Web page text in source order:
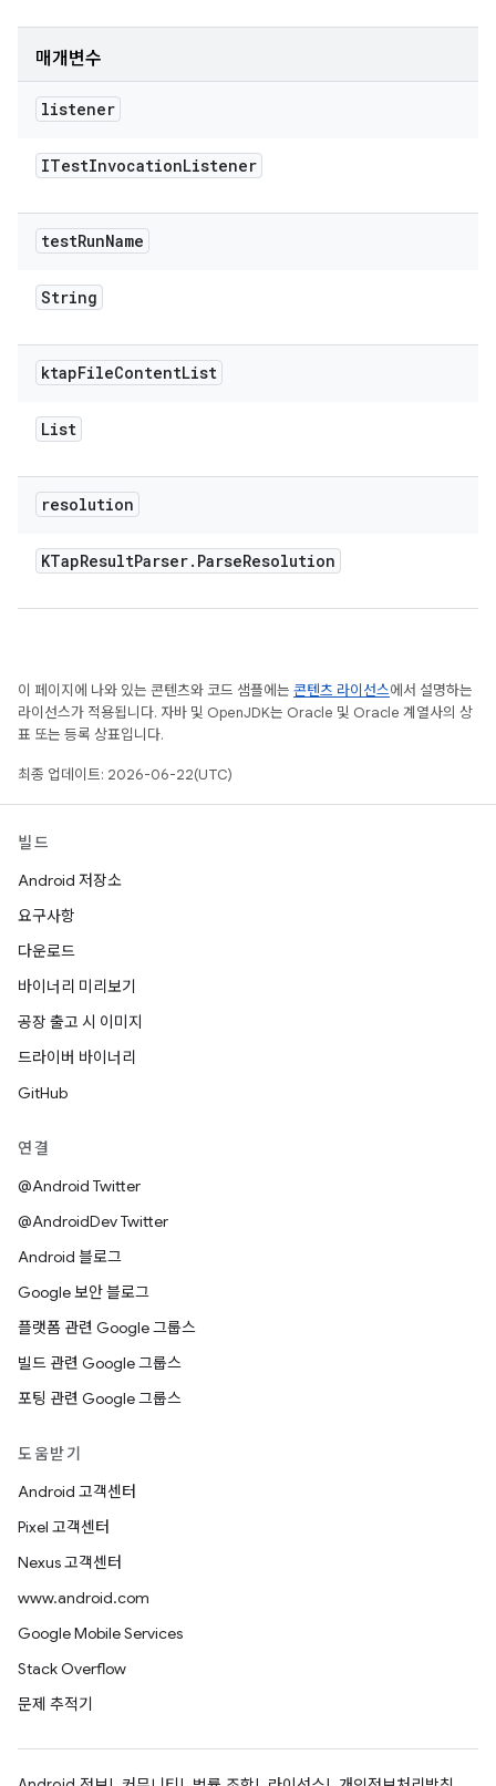
매개변수
listener
ITestInvocationListener
testRunName
String
ktapFileContentList
List
resolution
KTapResultParser. ParseResolution
이 페이지에 나와 있는 콘텐츠와 코드 샘플에는 콘텐츠 라이선스에서 설명하는
라이선스가 적용됩니다. 자바 및 OpenJDK는 Oracle 및 Oracle 계열사의 상
표 또는 등록 상표입니다.
최종 업데이트: 2026-06-22(UTC)
빌드
Android 저장소
요구사항
다운로드
바이너리 미리보기
공장 출고 시 이미지
드라이버 바이너리
GitHub
연결
@Android Twitter
@AndroidDev Twitter
Android 블로그
Google 보안 블로그
플랫폼 관련 Google 그룹스
빌드 관련 Google 그룹스
포팅 관련 Google 그룹스
도움받기
Android 고객센터
Pixel 고객센터
Nexus 고객센터
www.android.com
Google Mobile Services
Stack Overflow
문제 추적기